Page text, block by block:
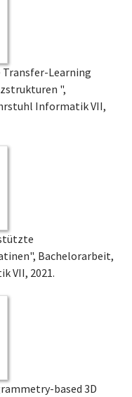
Learning
",
Informatik VII,
Bachelorarbeit,
VII, 2021.
based 3D